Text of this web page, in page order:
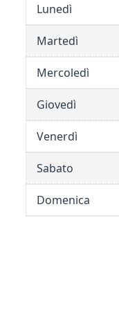
Lunedì
Martedì
Mercoledì
Giovedì
Venerdì
Sabato
Domenica